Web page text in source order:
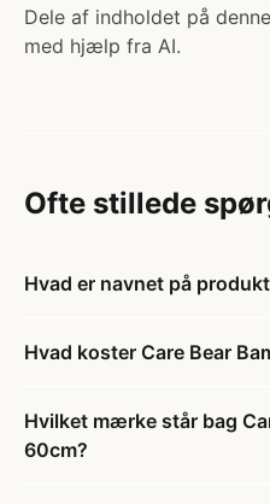
Dele af indholdet på
med hjælp fra AI.
Ofte stillede
Hvad er navnet på
Hvad koster Care Bear
Hvilket mærke står bag
60cm?